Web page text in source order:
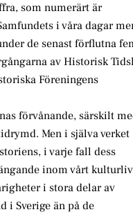
som numerärt är
i våra dagar
de senast förflutna
av Historisk
Föreningens
förvånande, särskilt
Men i själva verket
i varje fall dess
inom vårt
i stora delar av
i Sverige än på de